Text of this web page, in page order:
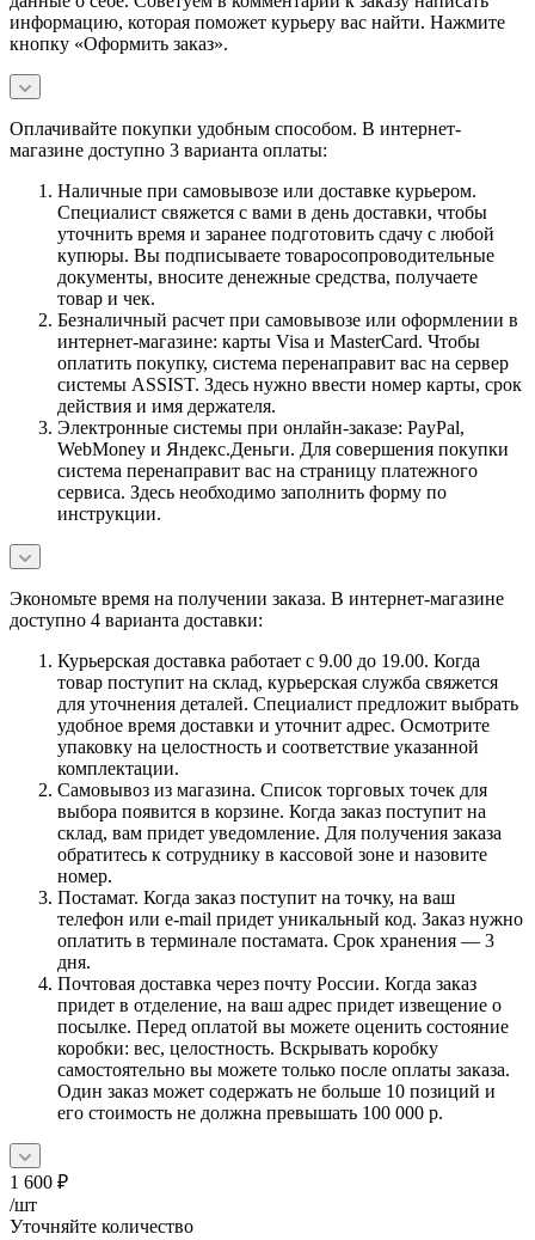
информацию, которая поможет курьеру вас найти. Нажмите
кнопку «Оформить заказ».
Оплачивайте покупки удобным способом. В интернет-
магазине доступно 3 варианта оплаты:
Наличные при самовывозе или доставке курьером.
Специалист свяжется с вами в день доставки, чтобы
уточнить время и заранее подготовить сдачу с любой
купюры. Вы подписываете товаросопроводительные
документы, вносите денежные средства, получаете
товар и чек.
Безналичный расчет при самовывозе или оформлении в
интернет-магазине: карты Visa и MasterCard. Чтобы
оплатить покупку, система перенаправит вас на сервер
системы ASSIST. Здесь нужно ввести номер карты, срок
действия и имя держателя.
Электронные системы при онлайн-заказе: PayPal,
WebMoney и Яндекс.Деньги. Для совершения покупки
система перенаправит вас на страницу платежного
сервиса. Здесь необходимо заполнить форму по
инструкции.
Экономьте время на получении заказа. В интернет-магазине
доступно 4 варианта доставки:
Курьерская доставка работает с 9.00 до 19.00. Когда
товар поступит на склад, курьерская служба свяжется
для уточнения деталей. Специалист предложит выбрать
удобное время доставки и уточнит адрес. Осмотрите
упаковку на целостность и соответствие указанной
комплектации.
Самовывоз из магазина. Список торговых точек для
выбора появится в корзине. Когда заказ поступит на
склад, вам придет уведомление. Для получения заказа
обратитесь к сотруднику в кассовой зоне и назовите
номер.
Постамат. Когда заказ поступит на точку, на ваш
телефон или e-mail придет уникальный код. Заказ нужно
оплатить в терминале постамата. Срок хранения — 3
дня.
Почтовая доставка через почту России. Когда заказ
придет в отделение, на ваш адрес придет извещение о
посылке. Перед оплатой вы можете оценить состояние
коробки: вес, целостность. Вскрывать коробку
самостоятельно вы можете только после оплаты заказа.
Один заказ может содержать не больше 10 позиций и
его стоимость не должна превышать 100 000 р.
1 600 ₽
/шт
Уточняйте количество